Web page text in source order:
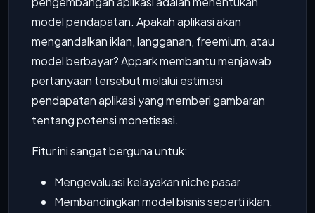
model pendapatan. Apakah aplikasi akan
mengandalkan iklan, langganan, freemium, atau
model berbayar? Appark membantu menjawab
pertanyaan tersebut melalui estimasi
pendapatan aplikasi yang memberi gambaran
tentang potensi monetisasi.
Fitur ini sangat berguna untuk:
Mengevaluasi kelayakan niche pasar
Membandingkan model bisnis seperti iklan,